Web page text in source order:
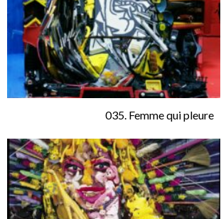
035. Femme qui pleure